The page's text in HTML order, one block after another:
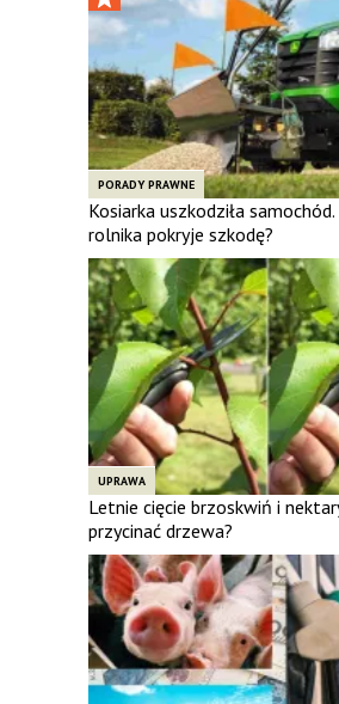
PORADY PRAWNE
Kosiarka uszkodziła samochód.
rolnika pokryje szkodę?
UPRAWA
Letnie cięcie brzoskwiń i
przycinać drzewa?